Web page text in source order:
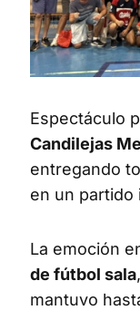
Espectáculo
Candilejas
entregando
en un partido
La emoción
de fútbol sala
mantuvo